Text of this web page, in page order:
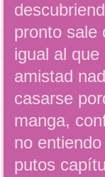
pronto sale
igual al
amistad
casarse
manga,
no
putos